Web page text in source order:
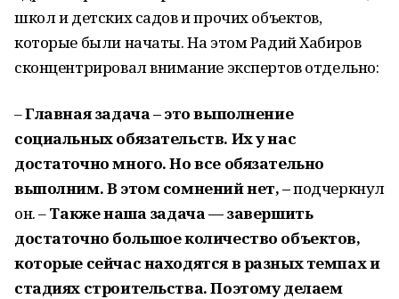
школ и детских садов и прочих объектов,
которые были начаты. На этом Радий Хабиров
сконцентрировал внимание экспертов отдельно:
–Главная задача – это выполнение
социальных обязательств. Их у нас
достаточно много. Но все обязательно
выполним. В этом сомнений нет, –подчеркнул
он. –Также наша задача — завершить
достаточно большое количество объектов,
которые сейчас находятся в разных темпах и
стадиях строительства. Поэтому делаем